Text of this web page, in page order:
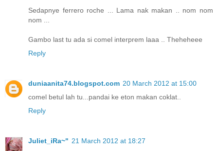
Sedapnye ferrero roche ... Lama nak makan .. nom nom
nom ...
Gambo last tu ada si comel interprem laaa .. Theheheee
Reply
duniaanita74.blogspot.com 20 March 2012 at 15:00
comel betul lah tu...pandai ke eton makan coklat..
Reply
Juliet_iRa~" 21 March 2012 at 18:27